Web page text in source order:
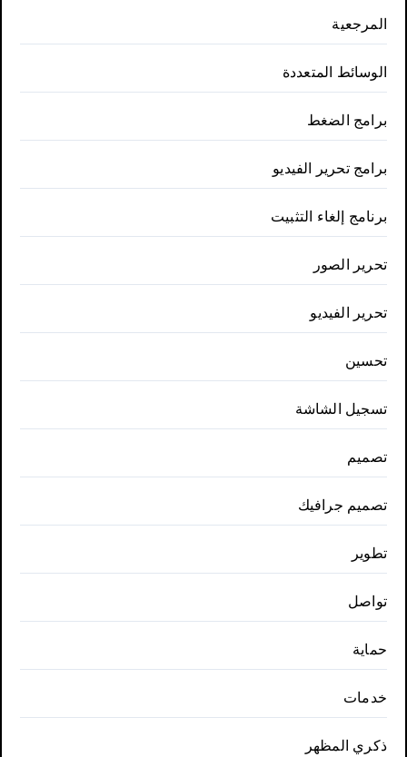
المرجعية
الوسائط المتعددة
برامج الضغط
برامج تحرير الفيديو
برنامج إلغاء التثبيت
تحرير الصور
تحرير الفيديو
تحسين
تسجيل الشاشة
تصميم
تصميم جرافيك
تطوير
تواصل
حماية
خدمات
ذكري المظهر